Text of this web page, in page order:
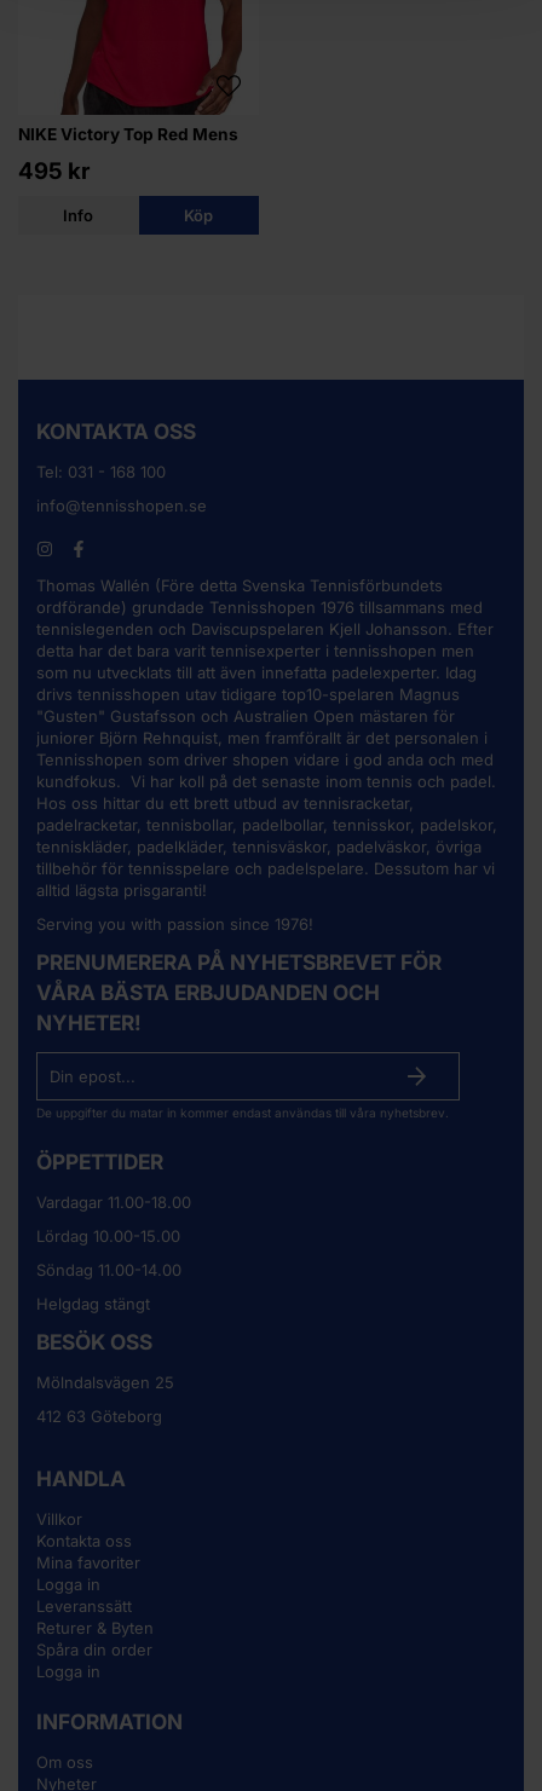
NIKE Victory Top Red Mens
495 kr
Info Köp
KONTAKTA OSS
Tel: 031 - 168 100
info@tennisshopen.se
Thomas Wallén (Före detta Svenska Tennisförbundets
ordförande) grundade Tennisshopen 1976 tillsammans med
tennislegenden och Daviscupspelaren Kjell Johansson. Efter
detta har det bara varit tennisexperter i tennisshopen men
som nu utvecklats till att även innefatta padelexperter. Idag
drivs tennisshopen utav tidigare top10-spelaren Magnus
"Gusten" Gustafsson och Australien Open mästaren för
juniorer Björn Rehnquist, men framförallt är det personalen i
Tennisshopen som driver shopen vidare i god anda och med
kundfokus. Vi har koll på det senaste inom tennis och padel.
Hos oss hittar du ett brett utbud av tennisracketar,
padelracketar, tennisbollar, padelbollar, tennisskor, padelskor,
tenniskläder, padelkläder, tennisväskor, padelväskor, övriga
tillbehör för tennisspelare och padelspelare. Dessutom har vi
alltid lägsta prisgaranti!
Serving you with passion since 1976!
PRENUMERERA PÅ NYHETSBREVET FÖR
VÅRA BÄSTA ERBJUDANDEN OCH
NYHETER!
De uppgifter du matar in kommer endast användas till våra nyhetsbrev.
ÖPPETTIDER
Vardagar 11.00-18.00
Lördag 10.00-15.00
Söndag 11.00-14.00
Helgdag stängt
BESÖK OSS
Mölndalsvägen 25
412 63 Göteborg
HANDLA
Villkor
Kontakta oss
Mina favoriter
Logga in
Leveranssätt
Returer & Byten
Spåra din order
Logga in
INFORMATION
Om oss
Nyheter